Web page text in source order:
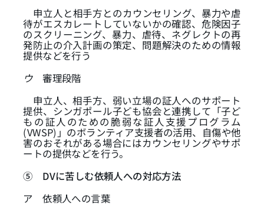
申立人と相手方とのカウンセリング、暴力や虐
待がエスカレートしていないかの確認、危険因子
のスクリーニング、暴力、虐待、ネグレクトの再
発防止の介入計画の策定、問題解決のための情報
提供などを行う
ウ
審理段階
申立人、相手方、弱い立場の証人へのサポート
提供、シンガポール子ども協会と連携して「子ど
もの証人のための脆弱な証人支援プログラム
(VWSP)」のボランティア支援者の活用、自傷や他
害のおそれがある場合にはカウンセリングやサポ
ートの提供などを行う。
⑤
DVに苦しむ依頼人への対応方法
ア
依頼人への言葉